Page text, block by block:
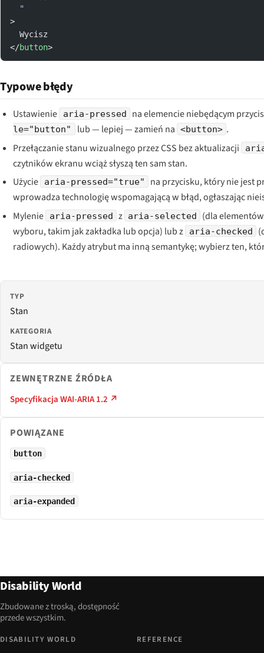
  "
>
  Wycisz
</button>
Typowe błędy
Ustawienie aria-pressed na elemencie niebędącym
le="button" lub — lepiej — zamień na <button> .
Przełączanie stanu wizualnego przez CSS bez aktualizacji
czytników ekranu wciąż słyszą ten sam stan.
Użycie
aria-pressed="true"
na przycisku, który nie jest
wprowadza technologię wspomagającą w błąd, ogłaszając
Mylenie
aria-pressed z aria-selected
(dla
wyboru, takim jak zakładka lub opcja) lub z
aria-checked
radiowych). Każdy atrybut ma inną semantykę; wybierz ten,
TYP
Stan
KATEGORIA
Stan widgetu
ZEWNĘTRZNE ŹRÓDŁA
Specyfikacja WAI-ARIA 1.2 ↗
POWIĄZANE
button
aria-checked
aria-expanded
Disability World
Zbudowane z troską, dostępność
przede wszystkim.
DISABILITY WORLD REFERENCE